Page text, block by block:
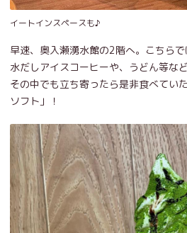
イートインスペースも♪
早速、奥入瀬湧水館の2階へ。こちら
水だしアイスコーヒーや、うどん等な
その中でも立ち寄ったら是非食べてい
ソフト」！